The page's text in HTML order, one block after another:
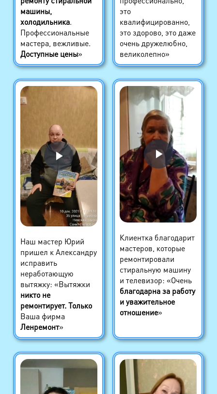
машины,
холодильника.
Профессиональные
мастера, вежливые.
Доступные цены»
это
квалифицированно,
это здорово, это даже
очень дружелюбно,
великолепно»
Наш мастер Юрий
пришел к Александру
исправить
неработающую
вытяжку: «Вытяжки
никто не
ремонтирует. Только
Ваша фирма
Ленремонт»
Клиентка благодарит
мастеров, которые
ремонтировали
стиральную машину
и телевизор: «Очень
благодарна за работу
и уважительное
отношение»